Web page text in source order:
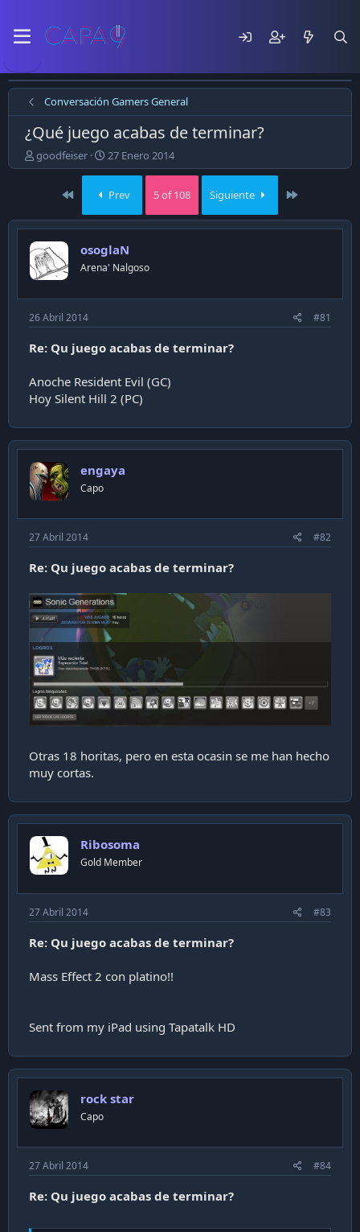
Conversación Gamers General
¿Qué juego acabas de terminar?
E
m
ó
e
l
t
e
m
a
goodfeiser
F
e
h
a
d
p
u
l
c
a
c
ó
n
27 Enero 2014
First Prev 5 of 108 Siguiente
osoglaN
Arena' Nalgoso
26 Abril 2014 #81
Re: Qu juego acabas de terminar?
Anoche Resident Evil (GC)
Hoy Silent Hill 2 (PC)
engaya
Capo
27 Abril 2014 #82
Re: Qu juego acabas de terminar?
Otras 18 horitas, pero en esta ocasin se me han hecho
muy cortas.
Ribosoma
Gold Member
27 Abril 2014 #83
Re: Qu juego acabas de terminar?
Mass Effect 2 con platino!!
Sent from my iPad using Tapatalk HD
rock star
Capo
27 Abril 2014 #84
Re: Qu juego acabas de terminar?